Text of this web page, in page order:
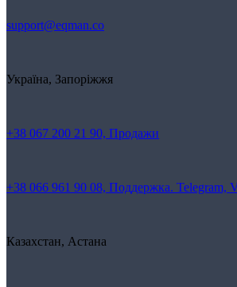
support@eqman.co
Україна, Запоріжжя
+38 067 200 21 90, Продажи
+38 066 961 90 08, Поддержка. Telegram,
Казахстан, Астана